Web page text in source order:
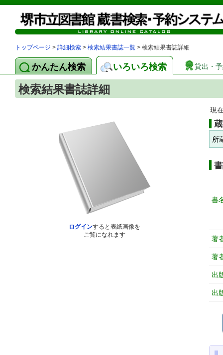
トップページ > 詳細検索 > 検索結果書誌一覧 > 検索結果書誌詳細
かんたん検索 いろいろ検索 貸出・
検索結果書誌詳細
ログインすると表紙画像を
ご覧になれます
現
所
書
著
著
出
出